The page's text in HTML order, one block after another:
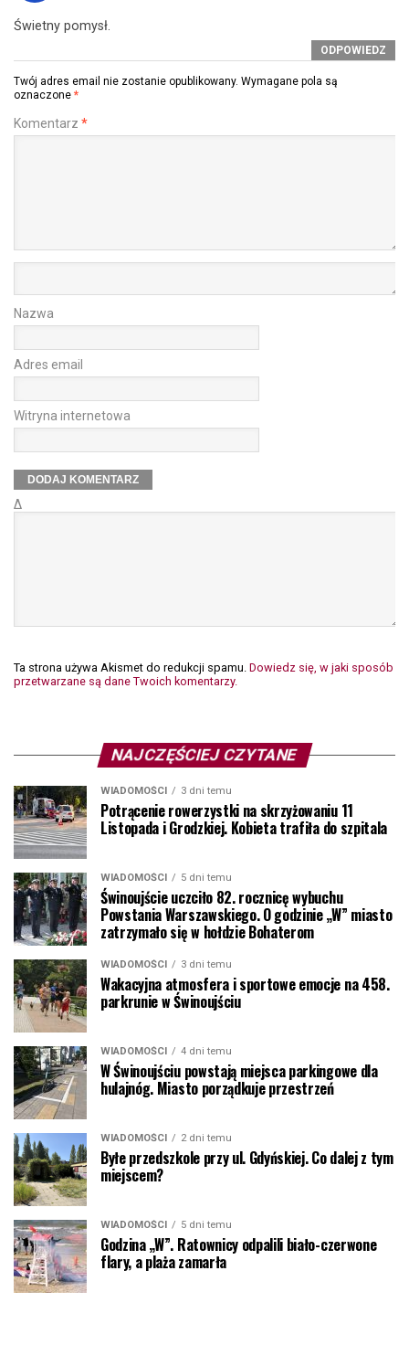
Świetny pomysł.
ODPOWIEDZ
Twój adres email nie zostanie opublikowany. Wymagane pola są
oznaczone *
Komentarz *
Nazwa
Adres email
Witryna internetowa
Δ
Ta strona używa Akismet do redukcji spamu. Dowiedz się, w jaki sposób
przetwarzane są dane Twoich komentarzy.
NAJCZĘŚCIEJ CZYTANE
WIADOMOŚCI 3 dni temu
Potrącenie rowerzystki na skrzyżowaniu 11
Listopada i Grodzkiej. Kobieta trafiła do szpitala
WIADOMOŚCI 5 dni temu
Świnoujście uczciło 82. rocznicę wybuchu
Powstania Warszawskiego. O godzinie „W” miasto
zatrzymało się w hołdzie Bohaterom
WIADOMOŚCI 3 dni temu
Wakacyjna atmosfera i sportowe emocje na 458.
parkrunie w Świnoujściu
WIADOMOŚCI 4 dni temu
W Świnoujściu powstają miejsca parkingowe dla
hulajnóg. Miasto porządkuje przestrzeń
WIADOMOŚCI 2 dni temu
Byłe przedszkole przy ul. Gdyńskiej. Co dalej z tym
miejscem?
WIADOMOŚCI 5 dni temu
Godzina „W”. Ratownicy odpalili biało-czerwone
flary, a plaża zamarła